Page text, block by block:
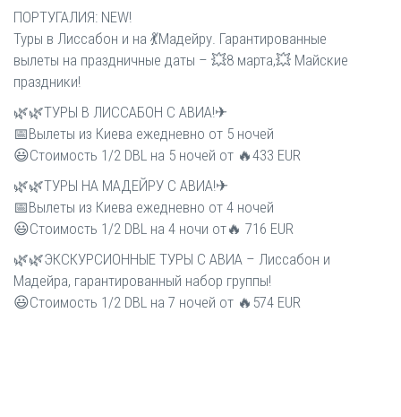
ПОРТУГАЛИЯ: NEW!
Туры в Лиссабон и на 💃Мадейру. Гарантированные
вылеты на праздничные даты – 💥8 марта,💥 Майские
праздники!
🌿🌿ТУРЫ В ЛИССАБОН С АВИА!✈
📅Вылеты из Киева ежедневно от 5 ночей
😃Стоимость 1/2 DBL на 5 ночей от 🔥433 EUR
🌿🌿ТУРЫ НА МАДЕЙРУ С АВИА!✈
📅Вылеты из Киева ежедневно от 4 ночей
😃Стоимость 1/2 DBL на 4 ночи от🔥 716 EUR
🌿🌿ЭКСКУРСИОННЫЕ ТУРЫ С АВИА – Лиссабон и
Мадейра, гарантированный набор группы!
😃Стоимость 1/2 DBL на 7 ночей от 🔥574 EUR